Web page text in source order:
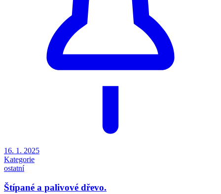
16. 1. 2025
Kategorie
ostatní
Štípané a palivové dřevo.